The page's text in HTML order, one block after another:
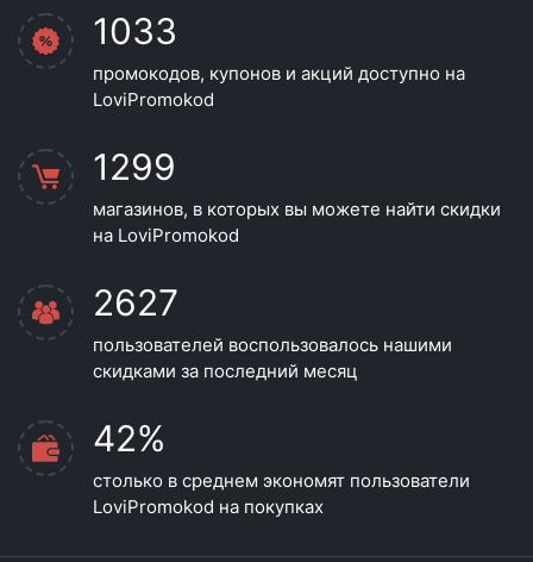
1033
промокодов, купонов и акций доступно на
LoviPromokod
1299
магазинов, в которых вы можете найти скидки
на LoviPromokod
2627
пользователей воспользовалось нашими
скидками за последний месяц
42%
столько в среднем экономят пользователи
LoviPromokod на покупках